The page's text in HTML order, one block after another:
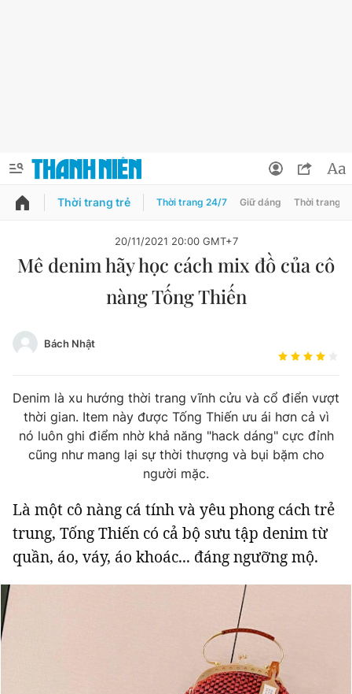
PODCAST QUẢNG CÁO
Chuyên mục khác
Tin thị trường Tin 360
Podcasts
Magazine
Sản phẩm khác
Bạn cần biết
Liên hệ quảng cáo
Thông tin tài khoản
Đổi mật khẩu
Đăng xuất
Thời trang trẻ Thời trang 24/7 Giữ dáng Thời trang
20/11/2021 20:00 GMT+7
Mê denim hãy học cách mix đồ của cô
nàng Tống Thiến
Bách Nhật
Denim là xu hướng thời trang vĩnh cửu và cổ điển vượt
thời gian. Item này được Tống Thiến ưu ái hơn cả vì
nó luôn ghi điểm nhờ khả năng "hack dáng" cực đỉnh
cũng như mang lại sự thời thượng và bụi bặm cho
người mặc.
Là một cô nàng cá tính và yêu phong cách trẻ
trung, Tống Thiến có cả bộ sưu tập denim từ
quần, áo, váy, áo khoác... đáng ngưỡng mộ.